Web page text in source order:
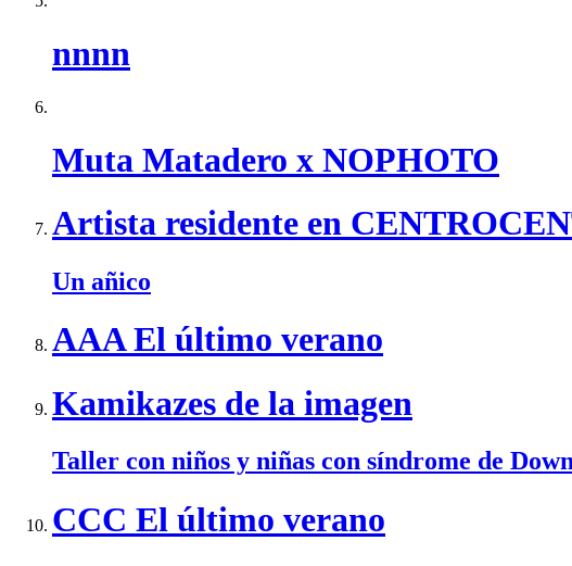
nnnn
Muta Matadero x NOPHOTO
Artista residente en
Un añico
AAA El último verano
Kamikazes de la imagen
Taller con niños y niñas con síndrome de
CCC El último verano